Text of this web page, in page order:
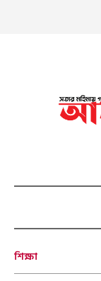
শিক্ষা